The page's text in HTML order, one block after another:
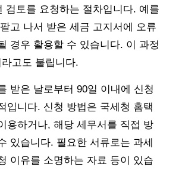
검토를 요청하는 절차입니다. 예를
고 나서 받은 세금 고지서에 오류
경우 활용할 수 있습니다. 이 과정
라고도 불립니다.
받은 날로부터 90일 이내에 신청
입니다. 신청 방법은 국세청 홈택
용하거나, 해당 세무서를 직접 방
있습니다. 필요한 서류로는 과세
이유를 소명하는 자료 등이 있습